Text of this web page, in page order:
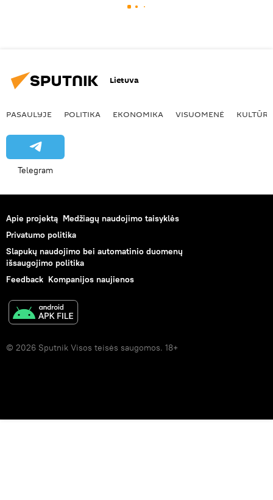
Lietuva
PASAULYJE POLITIKA EKONOMIKA VISUOMENĖ KULTŪRA
Telegram
Apie projektą Medžiagų naudojimo taisyklės
Privatumo politika
Slapukų naudojimo bei automatinio duomenų
išsaugojimo politika
Feedback Kompanijos naujienos
© 2026 Sputnik Visos teisės saugomos. 18+